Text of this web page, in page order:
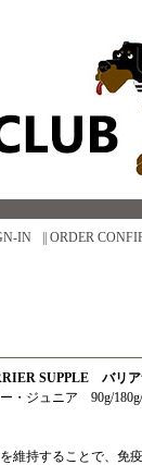
|| ORDER
IN
SUPPLE バリア
・ジュニア 90g/
維持することで、免